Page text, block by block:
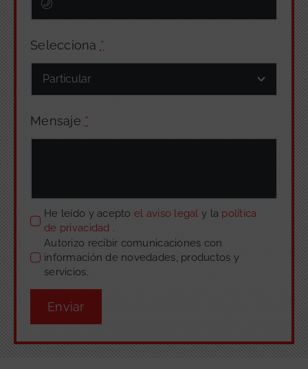
Selecciona *
Mensaje *
He leído y acepto el aviso legaly la política
de privacidad .
Autorizo recibir comunicaciones con
información de novedades, productos y
servicios.
Enviar